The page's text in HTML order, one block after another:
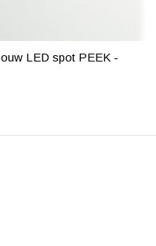
LED spot PEEK -